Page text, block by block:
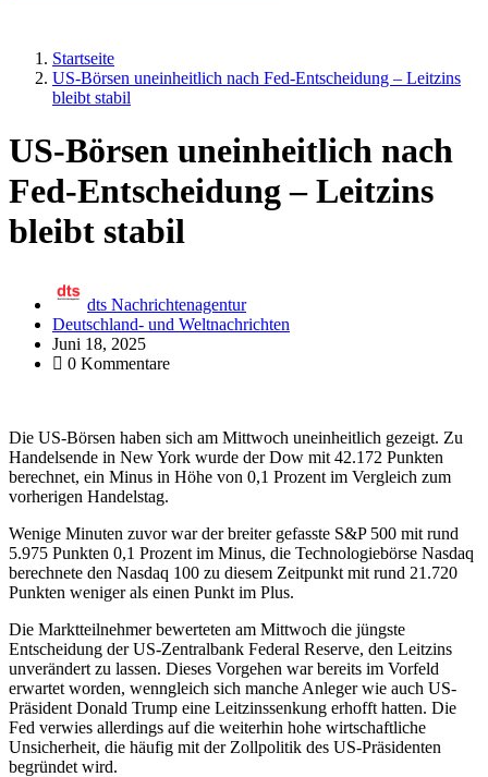
Startseite
US-Börsen uneinheitlich nach Fed-Entscheidung – Leitzins
bleibt stabil
US-Börsen uneinheitlich nach
Fed-Entscheidung – Leitzins
bleibt stabil
dts Nachrichtenagentur
Deutschland- und Weltnachrichten
Juni 18, 2025
0 Kommentare
Die US-Börsen haben sich am Mittwoch uneinheitlich gezeigt. Zu
Handelsende in New York wurde der Dow mit 42.172 Punkten
berechnet, ein Minus in Höhe von 0,1 Prozent im Vergleich zum
vorherigen Handelstag.
Wenige Minuten zuvor war der breiter gefasste S&P 500 mit rund
5.975 Punkten 0,1 Prozent im Minus, die Technologiebörse Nasdaq
berechnete den Nasdaq 100 zu diesem Zeitpunkt mit rund 21.720
Punkten weniger als einen Punkt im Plus.
Die Marktteilnehmer bewerteten am Mittwoch die jüngste
Entscheidung der US-Zentralbank Federal Reserve, den Leitzins
unverändert zu lassen. Dieses Vorgehen war bereits im Vorfeld
erwartet worden, wenngleich sich manche Anleger wie auch US-
Präsident Donald Trump eine Leitzinssenkung erhofft hatten. Die
Fed verwies allerdings auf die weiterhin hohe wirtschaftliche
Unsicherheit, die häufig mit der Zollpolitik des US-Präsidenten
begründet wird.